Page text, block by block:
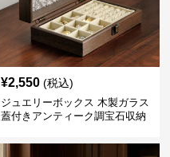
¥2,550 (税込)
ジュエリーボックス 木製ガラス
蓋付きアンティーク調宝石収納